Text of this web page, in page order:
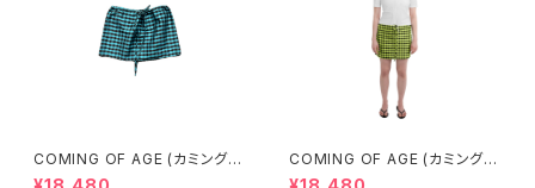
COMING OF AGE (カミングオ
ブエイジ) DRAWSTRING MIN
COMING OF AGE (カミングオ
ブエイジ) DRAWSTRING MIN